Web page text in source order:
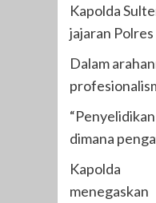
Kapolda
jajaran
Dalam
dimana
Kapolda
menegaskan